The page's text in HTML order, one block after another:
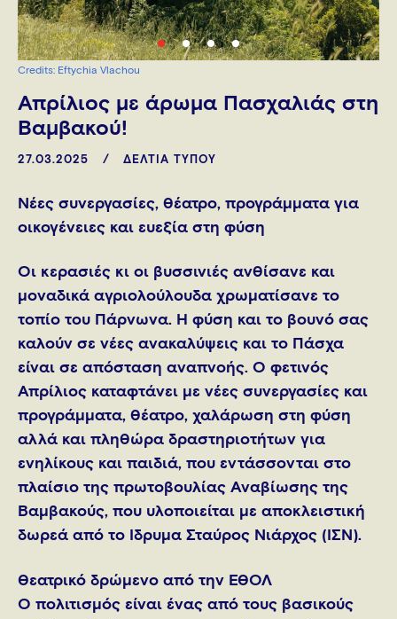
Credits: Eftychia Vlachou
Απρίλιος με άρωμα Πασχαλιάς στη
Βαμβακού!
27.03.2025 ΔΕΛΤΙΑ ΤΥΠΟΥ
Νέες συνεργασίες, θέατρο, προγράμματα για
οικογένειες και ευεξία στη φύση
Οι κερασιές κι οι βυσσινιές ανθίσανε και
μοναδικά αγριολούλουδα χρωματίσανε το
τοπίο του Πάρνωνα. Η φύση και το βουνό σας
καλούν σε νέες ανακαλύψεις και το Πάσχα
είναι σε απόσταση αναπνοής. Ο φετινός
Απρίλιος καταφτάνει με νέες συνεργασίες και
προγράμματα, θέατρο, χαλάρωση στη φύση
αλλά και πληθώρα δραστηριοτήτων για
ενηλίκους και παιδιά, που εντάσσονται στο
πλαίσιο της πρωτοβουλίας Αναβίωσης της
Βαμβακούς, που υλοποιείται με αποκλειστική
δωρεά από το Ίδρυμα Σταύρος Νιάρχος (ΙΣΝ).
Θεατρικό δρώμενο από την ΕΘΟΛ
Ο πολιτισμός είναι ένας από τους βασικούς